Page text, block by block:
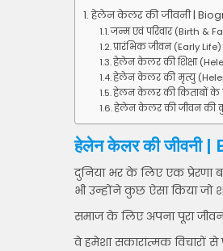
हेलेन केलर की जीवनी |
जन्म एवं परिवार (Birth &
प्रारंभिक जीवन (Early Life)
हेलेन केलर की शिक्षा
हेलेन केलर की मृत्यु
हेलन केलर की किताबों के
हेलेन केलर की जीवन की
हेलेन केलर की जीवनी
दुनिया भर के लिए एक प्रेरणा
भी उन्होंने कुछ ऐसा किया जो
समाज के लिए अपना पूरा
वे हमेशा सकारात्मक विचारों से